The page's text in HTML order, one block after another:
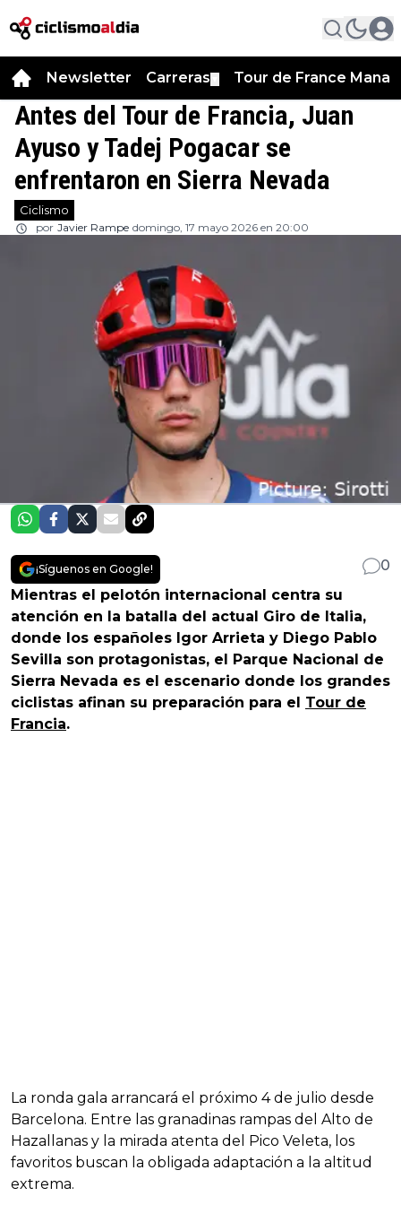
Newsletter Carreras Tour de France
Antes del Tour de Francia, Juan
Ayuso y Tadej Pogacar se
enfrentaron en Sierra Nevada
Ciclismo
por Javier Rampe domingo, 17 mayo 2026 en 20:00
¡Síguenos en Google!
0
Mientras el pelotón internacional centra su
atención en la batalla del actual Giro de Italia,
donde los españoles Igor Arrieta y Diego Pablo
Sevilla son protagonistas, el Parque Nacional de
Sierra Nevada es el escenario donde los grandes
ciclistas afinan su preparación para el Tour de
Francia.
La ronda gala arrancará el próximo 4 de julio desde
Barcelona. Entre las granadinas rampas del Alto de
Hazallanas y la mirada atenta del Pico Veleta, los
favoritos buscan la obligada adaptación a la altitud
extrema.